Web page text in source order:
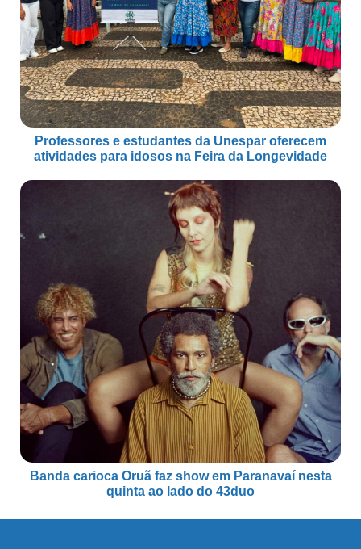
Professores e estudantes da Unespar oferecem
atividades para idosos na Feira da Longevidade
Banda carioca Oruã faz show em Paranavaí nesta
quinta ao lado do 43duo